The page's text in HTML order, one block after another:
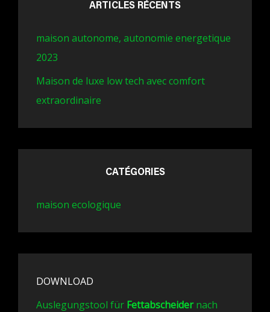
ARTICLES RÉCENTS
maison autonome, autonomie energetique
2023
Maison de luxe low tech avec comfort
extraordinaire
CATÉGORIES
maison ecologique
DOWNLOAD
Auslegungstool für Fettabscheidernach